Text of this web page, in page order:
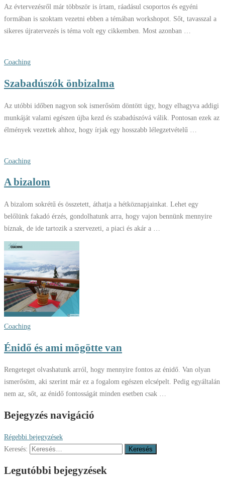
Az évtervezésről már többször is írtam, ráadásul csoportos és egyéni
formában is szoktam vezetni ebben a témában workshopot. Sőt, tavasszal a
sikeres újratervezés is téma volt egy cikkemben. Most azonban …
Coaching
Szabadúszók önbizalma
Az utóbbi időben nagyon sok ismerősöm döntött úgy, hogy elhagyva addigi
munkáját valami egészen újba kezd és szabadúszóvá válik. Pontosan ezek az
élmények vezettek ahhoz, hogy írjak egy hosszabb lélegzetvételű …
Coaching
A bizalom
A bizalom sokrétű és összetett, áthatja a hétköznapjainkat. Lehet egy
belőlünk fakadó érzés, gondolhatunk arra, hogy vajon bennünk mennyire
bíznak, de ide tartozik a szervezeti, a piaci és akár a …
Coaching
Énidő és ami mögötte van
Rengeteget olvashatunk arról, hogy mennyire fontos az énidő. Van olyan
ismerősöm, aki szerint már ez a fogalom egészen elcsépelt. Pedig egyáltalán
nem az, sőt, az énidő fontosságát minden esetben csak …
Bejegyzés navigáció
Régebbi bejegyzések
Keresés:
Legutóbbi bejegyzések